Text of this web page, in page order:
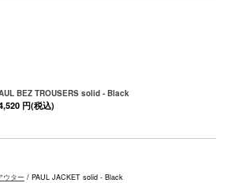
BEZ TROUSERS solid - Black
円(税込)
ウター / PAUL JACKET solid - Black